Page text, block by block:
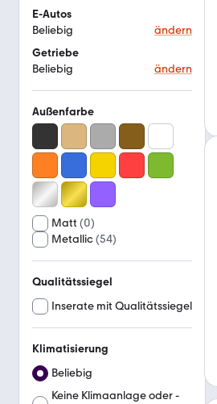
E-Autos
Beliebig
ändern
Getriebe
Beliebig
ändern
Außenfarbe
Matt (0)
Metallic(54)
Qualitätssiegel
Inserate mit Qualitätssiegel
Klimatisierung
Beliebig
Keine Klimaanlage oder -